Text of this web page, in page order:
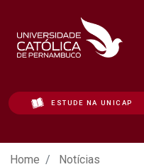
ESTUDE NA UNICAP
Notícias - Unicap
Home Notícias